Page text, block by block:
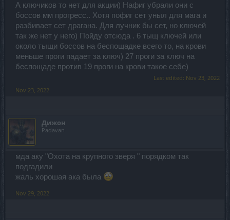
А ключиков то нет для акции) Нафиг убрали они с
боссов мм прогресс.. Хотя пофиг сет уныл для мага и
разбивает сет драгана. Для лучник бы сет, но ключей
так же нет у него) Пойду отсюда . 6 тыщ ключей или
около тыщи боссов на беспощадке всего то, на крови
меньше проги падает за ключ) 27 проги за ключ на
беспощаде против 19 проги на крови такое себе)
Last edited: Nov 23, 2022
Nov 23, 2022
Дижон
Padavan
мда аку "Охота на крупного зверя " порядком так
подгадили
жаль хорошая ака была
Nov 29, 2022